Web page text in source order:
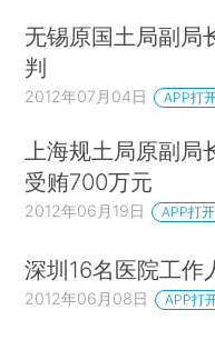
无锡原国土局副局
判
2012年07月04日 APP打
上海规土局原副局
受贿700万元
2012年06月19日 APP打开
深圳16名医院工作
2012年06月08日 APP打